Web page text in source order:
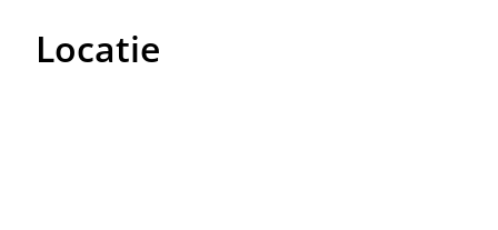
Locatie